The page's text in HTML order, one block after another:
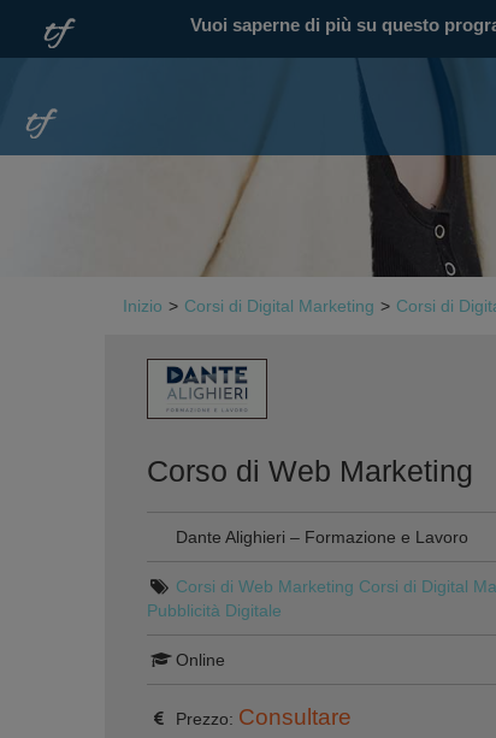
Inizio > Corsi di Digital Marketing > Corsi di
Corso di Web Marketing
Dante Alighieri – Formazione e Lavoro
Corsi di Web Marketing Corsi di Digital
Pubblicità Digitale
Online
Prezzo: Consultare
Vuoi saperne di più su questo